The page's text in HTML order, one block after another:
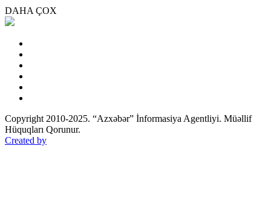
DAHA ÇOX
Copyright 2010-2025. “Azxəbər” İnformasiya Agentliyi. Müəllif
Hüquqları Qorunur.
Created by